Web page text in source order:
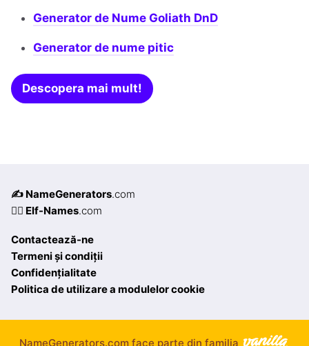
Generator de Nume Goliath DnD
Generator de nume pitic
Descopera mai mult!
✍️ NameGenerators.com
🧝‍♀️ Elf-Names.com
Contactează-ne
Termeni și condiții
Confidențialitate
Politica de utilizare a modulelor cookie
NameGenerators.com face parte din familia